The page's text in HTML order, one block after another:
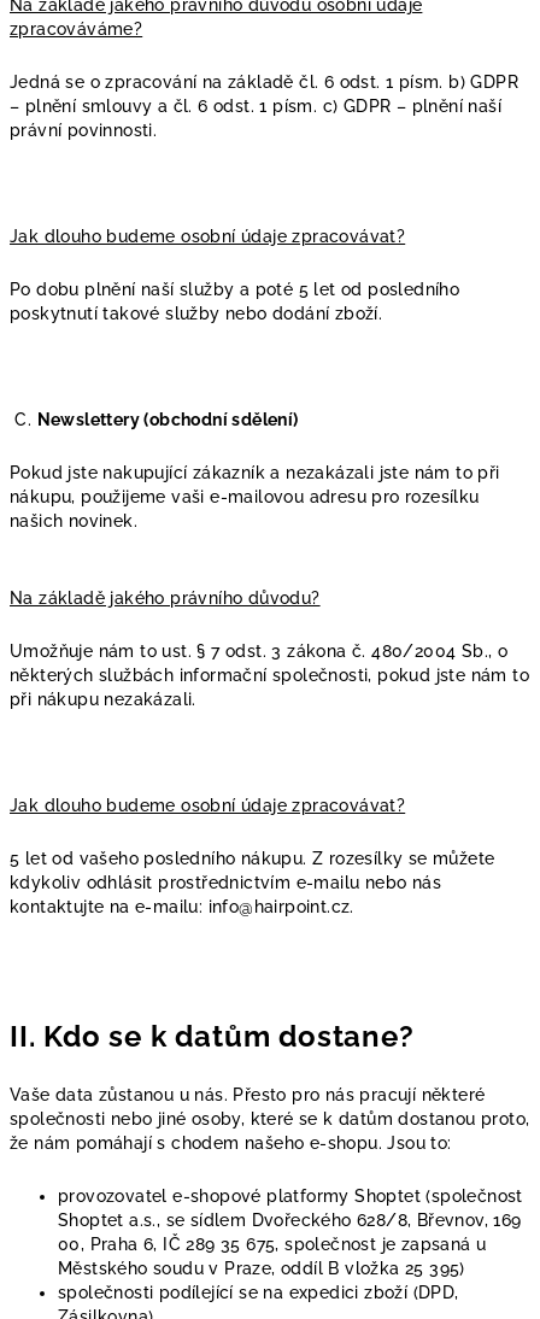
Na základě jakého právního důvodu osobní údaje
zpracováváme?
Jedná se o zpracování na základě čl. 6 odst. 1 písm. b) GDPR
– plnění smlouvy a čl. 6 odst. 1 písm. c) GDPR – plnění naší
právní povinnosti.
Jak dlouho budeme osobní údaje zpracovávat?
Po dobu plnění naší služby a poté 5 let od posledního
poskytnutí takové služby nebo dodání zboží.
C. Newslettery (obchodní sdělení)
Pokud jste nakupující zákazník a nezakázali jste nám to při
nákupu, použijeme vaši e-mailovou adresu pro rozesílku
našich novinek.
Na základě jakého právního důvodu?
Umožňuje nám to ust. § 7 odst. 3 zákona č. 480/2004 Sb., o
některých službách informační společnosti, pokud jste nám to
při nákupu nezakázali.
Jak dlouho budeme osobní údaje zpracovávat?
5 let od vašeho posledního nákupu. Z rozesílky se můžete
kdykoliv odhlásit prostřednictvím e-mailu nebo nás
kontaktujte na e-mailu: info@hairpoint.cz.
II. Kdo se k datům dostane?
Vaše data zůstanou u nás. Přesto pro nás pracují některé
společnosti nebo jiné osoby, které se k datům dostanou proto,
že nám pomáhají s chodem našeho e-shopu. Jsou to:
provozovatel e-shopové platformy Shoptet (společnost
Shoptet a.s., se sídlem Dvořeckého 628/8, Břevnov, 169
00, Praha 6, IČ 289 35 675, společnost je zapsaná u
Městského soudu v Praze, oddíl B vložka 25 395)
společnosti podílející se na expedici zboží (DPD,